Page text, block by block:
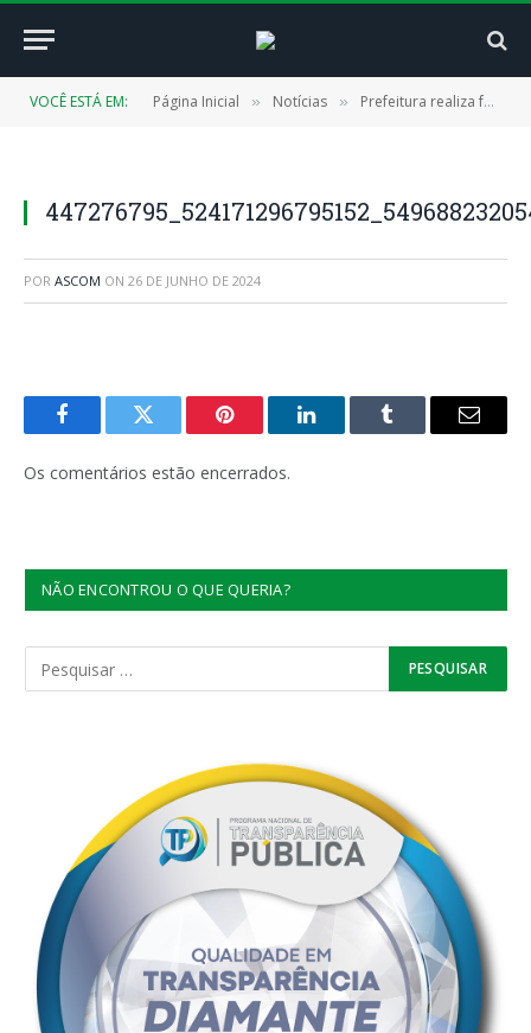
VOCÊ ESTÁ EM: Página Inicial » Notícias » Prefeitura realiza formação Leitura e Escrita na Educação Infantil
POR ASCOM ON 26 DE JUNHO DE 2024
FacebookTwitter Pinterest LinkedInTumblr
E-
Os comentários estão encerrados.
NÃO ENCONTROU O QUE QUERIA?